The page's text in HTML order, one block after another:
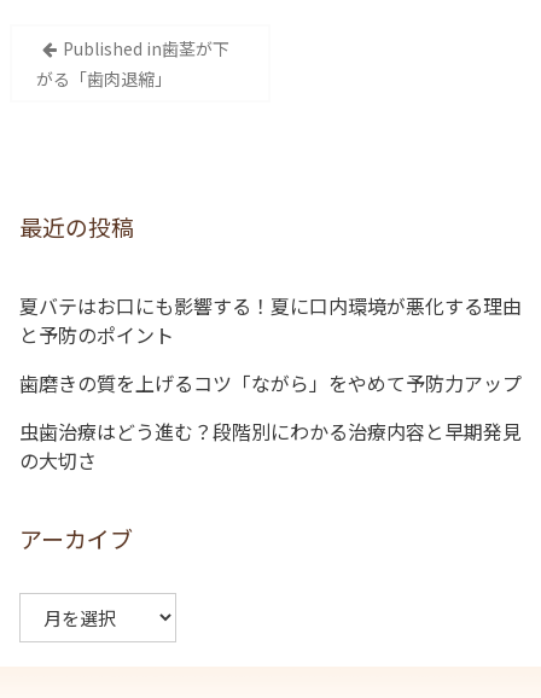
ー
ョ
ン
Published in歯茎が下
がる「歯肉退縮」
最近の投稿
夏バテはお口にも影響する！夏に口内環境が悪化する理由
と予防のポイント
歯磨きの質を上げるコツ「ながら」をやめて予防力アップ
虫歯治療はどう進む？段階別にわかる治療内容と早期発見
の大切さ
アーカイブ
ー